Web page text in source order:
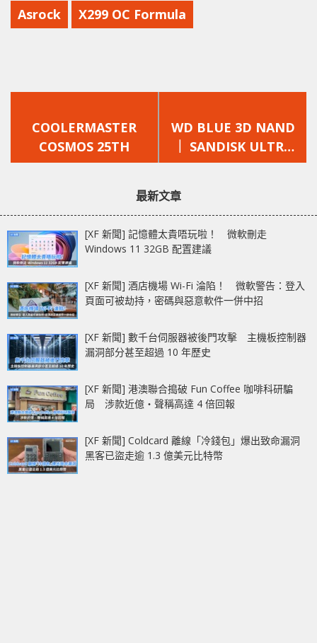
Asrock X299 OC Formula
一
篇
文
COOLERMASTER
COSMOS 25TH
一
篇
文
WD BLUE 3D NAND
｜ SANDISK ULTRA
3D SSD 開箱 （ 更快、
最新文章
[XF 新聞] 記憶體太貴唔玩啦！ 微軟刪走
Windows 11 32GB 配置建議
[XF 新聞] 酒店機場 Wi-Fi 淪陷！ 微軟警告：登入
頁面可被劫持，密碼與惡意軟件一併中招
[XF 新聞] 數千台伺服器被後門攻擊 主機板控制器
漏洞部分甚至超過 10 年歷史
[XF 新聞] 港澳聯合搗破 Fun Coffee 咖啡科研騙
局 涉款近億‧聲稱高達 4 倍回報
[XF 新聞] Coldcard 離線「冷錢包」爆出致命漏洞
黑客已盜走逾 1.3 億美元比特幣